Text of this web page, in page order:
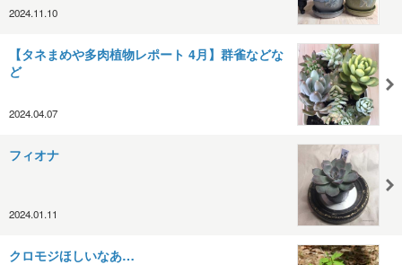
2024.11.10
【タネまめや多肉植物レポート 4月】群雀などな
ど
2024.04.07
フィオナ
2024.01.11
クロモジほしいなあ…